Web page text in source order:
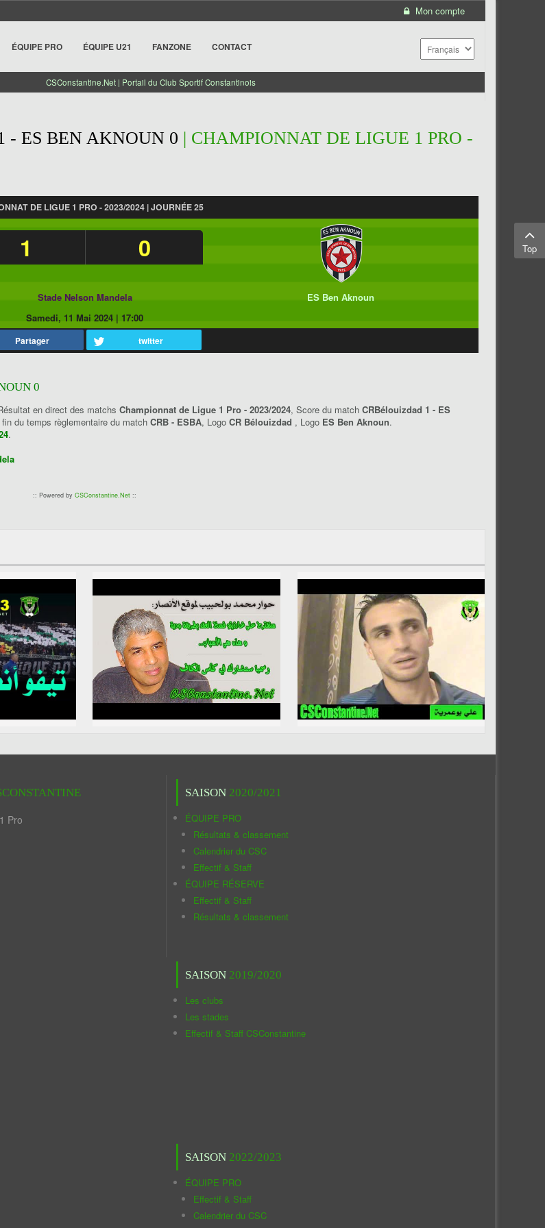
Mon compte
ÉQUIPE PRO ÉQUIPE U21 FANZONE CONTACT
CSConstantine.Net | Portail du Club Sportif Constantinois
- ES BEN AKNOUN 0 | CHAMPIONNAT DE LIGUE 1 PRO -
DE LIGUE 1 PRO - 2023/2024 | JOURNÉE 25
1 0
Stade Nelson Mandela
ES Ben Aknoun
Samedi, 11 Mai 2024| 17:00
Partager twitter
0
en direct des matchs Championnat de Ligue 1 Pro - 2023/2024, Score du match CRBélouizdad 1 - ES
du temps règlementaire du match CRB - ESBA, Logo CR Bélouizdad , Logo ES Ben Aknoun.
.
:: Powered by CSConstantine.Net::
Pro
SAISON 2020/2021
ÉQUIPE PRO
Résultats & classement
Calendrier du CSC
Effectif & Staff
ÉQUIPE RÉSERVE
Effectif & Staff
Résultats & classement
SAISON 2019/2020
Les clubs
Les stades
Effectif & Staff CSConstantine
SAISON 2022/2023
ÉQUIPE PRO
Effectif & Staff
Calendrier du CSC
Top